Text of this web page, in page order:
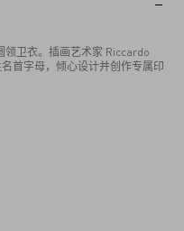
卫衣。插画艺术家 Riccardo
首字母，倾心设计并创作专属印